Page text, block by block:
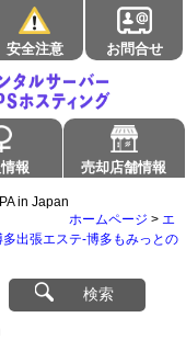
安全注意 お問合せ
報 売却店舗情報
in Japan
ホームページ > エ
多出張エステ-博多もみっとの
検索